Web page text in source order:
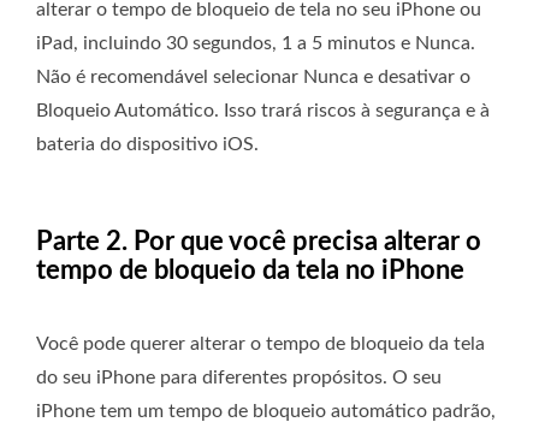
alterar o tempo de bloqueio de tela no seu iPhone ou
iPad, incluindo 30 segundos, 1 a 5 minutos e Nunca.
Não é recomendável selecionar Nunca e desativar o
Bloqueio Automático. Isso trará riscos à segurança e à
bateria do dispositivo iOS.
Parte 2. Por que você precisa alterar o
tempo de bloqueio da tela no iPhone
Você pode querer alterar o tempo de bloqueio da tela
do seu iPhone para diferentes propósitos. O seu
iPhone tem um tempo de bloqueio automático padrão,